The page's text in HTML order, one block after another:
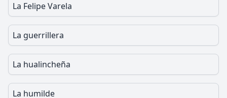
La Felipe Varela
La guerrillera
La hualincheña
La humilde